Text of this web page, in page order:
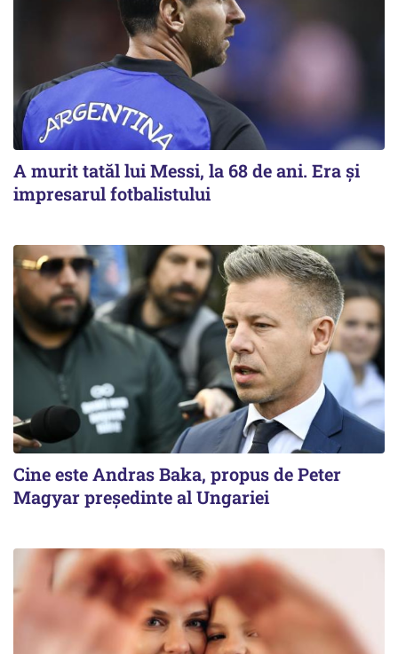
A murit tatăl lui Messi, la 68 de ani. Era și
impresarul fotbalistului
Cine este Andras Baka, propus de Peter
Magyar președinte al Ungariei